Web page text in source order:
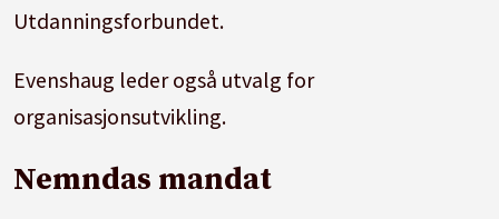
Utdanningsforbundet.
Evenshaug leder også utvalg for
organisasjonsutvikling.
Nemndas mandat